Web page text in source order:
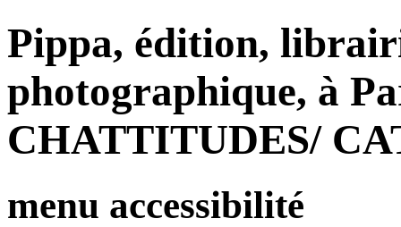
Pippa, édition,
photographique, à
CHATTITUDES/
menu accessibilité